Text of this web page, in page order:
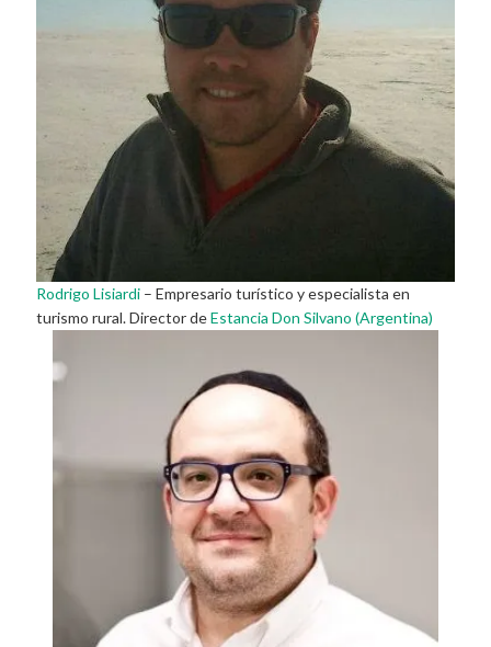
Rodrigo Lisiardi – Empresario turístico y especialista en
turismo rural. Director deEstancia Don Silvano (Argentina)